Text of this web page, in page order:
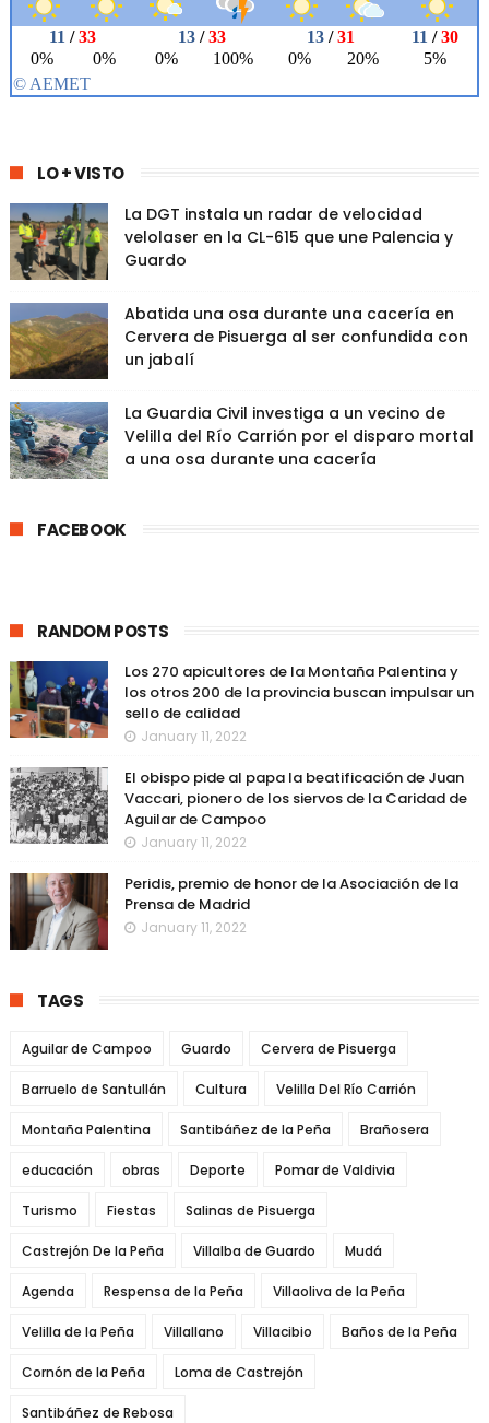
LO + VISTO
La DGT instala un radar de velocidad
velolaser en la CL-615 que une Palencia y
Guardo
Abatida una osa durante una cacería en
Cervera de Pisuerga al ser confundida con
un jabalí
La Guardia Civil investiga a un vecino de
Velilla del Río Carrión por el disparo mortal
a una osa durante una cacería
FACEBOOK
RANDOM POSTS
Los 270 apicultores de la Montaña Palentina y
los otros 200 de la provincia buscan impulsar un
sello de calidad
January 11, 2022
El obispo pide al papa la beatificación de Juan
Vaccari, pionero de los siervos de la Caridad de
Aguilar de Campoo
January 11, 2022
Peridis, premio de honor de la Asociación de la
Prensa de Madrid
January 11, 2022
TAGS
Aguilar de Campoo Guardo Cervera de Pisuerga
Barruelo de Santullán Cultura Velilla Del Río Carrión
Montaña Palentina Santibáñez de la Peña Brañosera
educación obras Deporte Pomar de Valdivia
Turismo Fiestas Salinas de Pisuerga
Castrejón De la Peña Villalba de Guardo Mudá
Agenda Respensa de la Peña Villaoliva de la Peña
Velilla de la Peña Villallano Villacibio Baños de la Peña
Cornón de la Peña Loma de Castrejón
Santibáñez de Rebosa